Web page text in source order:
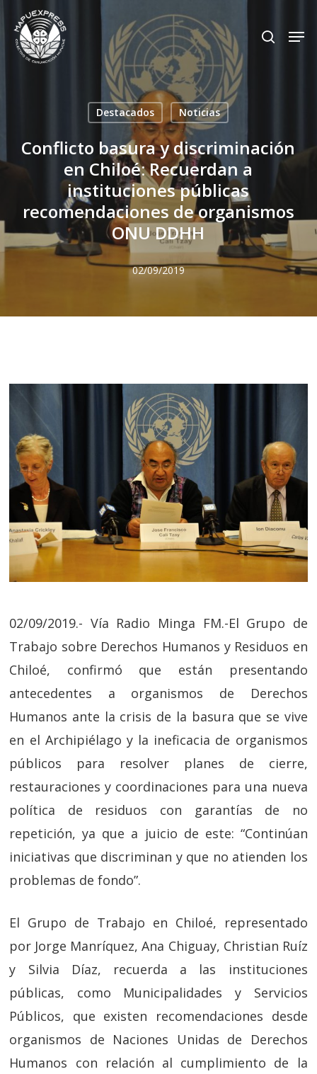
Skip
main
search
Destacados Noticias
Conflicto basura y discriminación
en Chiloé: Recuerdan a
instituciones públicas
recomendaciones de organismos
ONU DDHH
02/09/2019
02/09/2019.- Vía Radio Minga FM.-El Grupo de
Trabajo sobre Derechos Humanos y Residuos en
Chiloé, confirmó que están presentando
antecedentes a organismos de Derechos
Humanos ante la crisis de la basura que se vive
en el Archipiélago y la ineficacia de organismos
públicos para resolver planes de cierre,
restauraciones y coordinaciones para una nueva
política de residuos con garantías de no
repetición, ya que a juicio de este: “Continúan
iniciativas que discriminan y que no atienden los
problemas de fondo”.
El Grupo de Trabajo en Chiloé, representado
por Jorge Manríquez, Ana Chiguay, Christian Ruíz
y Silvia Díaz, recuerda a las instituciones
públicas, como Municipalidades y Servicios
Públicos, que existen recomendaciones desde
organismos de Naciones Unidas de Derechos
Humanos con relación al cumplimiento de la
Close